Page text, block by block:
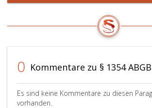
0 Kommentare zu § 1354 ABGB
Es sind keine Kommentare zu diesen
vorhanden.